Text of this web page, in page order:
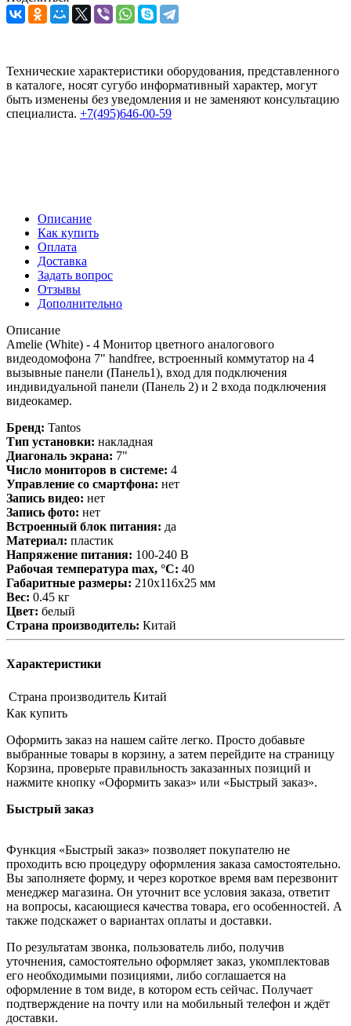
Технические характеристики оборудования, представленного
в каталоге, носят сугубо информативный характер, могут
быть изменены без уведомления и не заменяют консультацию
специалиста. +7(495)646-00-59
Описание
Как купить
Оплата
Доставка
Задать вопрос
Отзывы
Дополнительно
Описание
Amelie (White) - 4 Монитор цветного аналогового
видеодомофона 7" handfree, встроенный коммутатор на 4
вызывные панели (Панель1), вход для подключения
индивидуальной панели (Панель 2) и 2 входа подключения
видеокамер.
Бренд: Tantos
Тип установки: накладная
Диагональ экрана: 7"
Число мониторов в системе: 4
Управление со смартфона: нет
Запись видео: нет
Запись фото: нет
Встроенный блок питания: да
Материал: пластик
Напряжение питания: 100-240 В
Рабочая температура max, °С: 40
Габаритные размеры: 210х116х25 мм
Вес: 0.45 кг
Цвет: белый
Страна производитель: Китай
Характеристики
Страна производитель Китай
Как купить
Оформить заказ на нашем сайте легко. Просто добавьте
выбранные товары в корзину, а затем перейдите на страницу
Корзина, проверьте правильность заказанных позиций и
нажмите кнопку «Оформить заказ» или «Быстрый заказ».
Быстрый заказ
Функция «Быстрый заказ» позволяет покупателю не
проходить всю процедуру оформления заказа самостоятельно.
Вы заполняете форму, и через короткое время вам перезвонит
менеджер магазина. Он уточнит все условия заказа, ответит
на вопросы, касающиеся качества товара, его особенностей. А
также подскажет о вариантах оплаты и доставки.
По результатам звонка, пользователь либо, получив
уточнения, самостоятельно оформляет заказ, укомплектовав
его необходимыми позициями, либо соглашается на
оформление в том виде, в котором есть сейчас. Получает
подтверждение на почту или на мобильный телефон и ждёт
доставки.